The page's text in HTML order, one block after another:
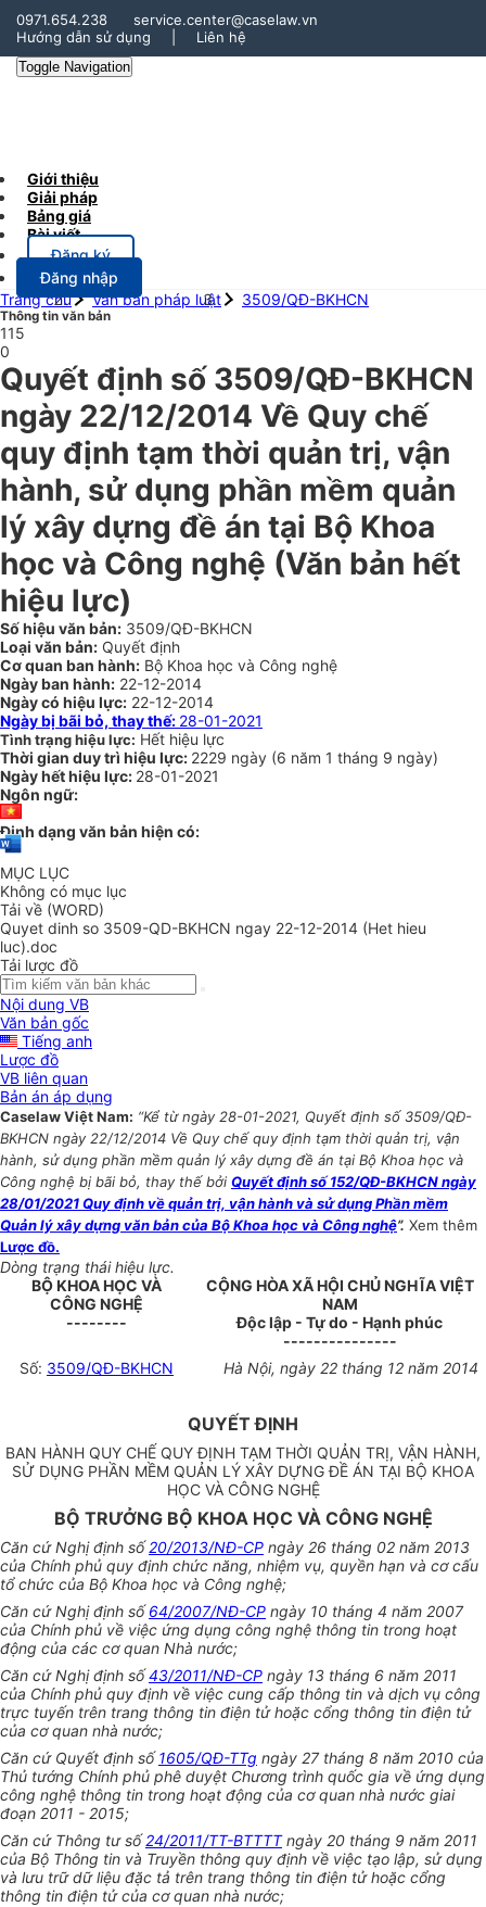
0971.654.238
service.center@caselaw.vn
Hướng dẫn sử dụng
Liên hệ
Toggle Navigation
Giới thiệu
Giải pháp
Bảng giá
Bài viết
Đăng ký
Đăng nhập
Trang chủ
Văn bản pháp luật 3509/QĐ-BKHCN
Thông tin văn bản
115
0
Quyết định số 3509/QĐ-BKHCN
ngày 22/12/2014 Về Quy chế
quy định tạm thời quản trị, vận
hành, sử dụng phần mềm quản
lý xây dựng đề án tại Bộ Khoa
học và Công nghệ (Văn bản hết
hiệu lực)
Số hiệu văn bản: 3509/QĐ-BKHCN
Loại văn bản: Quyết định
Cơ quan ban hành: Bộ Khoa học và Công nghệ
Ngày ban hành: 22-12-2014
Ngày có hiệu lực: 22-12-2014
Ngày bị bãi bỏ, thay thế: 28-01-2021
Tình trạng hiệu lực: Hết hiệu lực
Thời gian duy trì hiệu lực: 2229 ngày (6 năm 1 tháng 9 ngày)
Ngày hết hiệu lực: 28-01-2021
Ngôn ngữ:
Định dạng văn bản hiện có:
MỤC LỤC
Không có mục lục
Tải về (WORD)
Quyet dinh so 3509-QD-BKHCN ngay 22-12-2014 (Het hieu
luc).doc
Tải lược đồ
Nội dung VB
Văn bản gốc
Tiếng anh
Lược đồ
VB liên quan
Bản án áp dụng
Caselaw Việt Nam: “Kể từ ngày 28-01-2021, Quyết định số 3509/QĐ-
BKHCN ngày 22/12/2014 Về Quy chế quy định tạm thời quản trị, vận
hành, sử dụng phần mềm quản lý xây dựng đề án tại Bộ Khoa học và
Công nghệ bị bãi bỏ, thay thế bởi Quyết định số 152/QĐ-BKHCN ngày
28/01/2021 Quy định về quản trị, vận hành và sử dụng Phần mềm
Quản lý xây dựng văn bản của Bộ Khoa học và Công nghệ”. Xem thêm
Lược đồ.
Dòng trạng thái hiệu lực.
BỘ KHOA HỌC VÀ
CÔNG NGHỆ
--------
CỘNG HÒA XÃ HỘI CHỦ NGHĨA VIỆT
NAM
Độc lập - Tự do - Hạnh phúc
---------------
Số: 3509/QĐ-BKHCN Hà Nội, ngày 22 tháng 12 năm 2014
QUYẾT ĐỊNH
BAN HÀNH QUY CHẾ QUY ĐỊNH TẠM THỜI QUẢN TRỊ, VẬN HÀNH,
SỬ DỤNG PHẦN MỀM QUẢN LÝ XÂY DỰNG ĐỀ ÁN TẠI BỘ KHOA
HỌC VÀ CÔNG NGHỆ
BỘ TRƯỞNG BỘ KHOA HỌC VÀ CÔNG NGHỆ
Căn cứ Nghị định số20/2013/NĐ-CP ngày 26 tháng 02 năm 2013
của Chính phủ quy định chức năng, nhiệm vụ, quyền hạn và cơ cấu
tổ chức của Bộ Khoa học và Công nghệ;
Căn cứ Nghị định số64/2007/NĐ-CP ngày 10 tháng 4 năm 2007
của Chính phủ về việc ứng dụng công nghệ thông tin trong hoạt
động của các cơ quan Nhà nước;
Căn cứ Nghị định số43/2011/NĐ-CP ngày 13 tháng 6 năm 2011
của Chính phủ quy định về việc cung cấp thông tin và dịch vụ công
trực tuyến trên trang thông tin điện tử hoặc cổng thông tin điện tử
của cơ quan nhà nước;
Căn cứ Quyết định số1605/QĐ-TTg ngày 27 tháng 8 năm 2010 của
Thủ tướng Chính phủ phê duyệt Chương trình quốc gia về ứng dụng
công nghệ thông tin trong hoạt động của cơ quan nhà nước giai
đoạn 2011 - 2015;
Căn cứ Thông tư số24/2011/TT-BTTTTngày 20 tháng 9 năm 2011
của Bộ Thông tin và Truyền thông quy định về việc tạo lập, sử dụng
và lưu trữ dữ liệu đặc tả trên trang thông tin điện tử hoặc cổng
thông tin điện tử của cơ quan nhà nước;